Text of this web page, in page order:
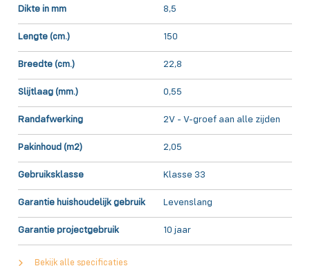
Dikte in mm 8,5
Lengte (cm.) 150
Breedte (cm.) 22,8
Slijtlaag (mm.) 0,55
Randafwerking 2V - V-groef aan alle zijden
Pakinhoud (m2) 2,05
Gebruiksklasse Klasse 33
Garantie huishoudelijk gebruik Levenslang
Garantie projectgebruik 10 jaar
Bekijk alle specificaties